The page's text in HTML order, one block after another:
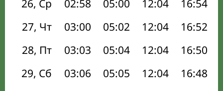
26, Ср
02:58 05:00 12:04 16:54
27, Чт
03:00 05:02 12:04 16:52
28, Пт
03:03 05:04 12:04 16:50
29, Сб
03:06 05:05 12:04 16:48